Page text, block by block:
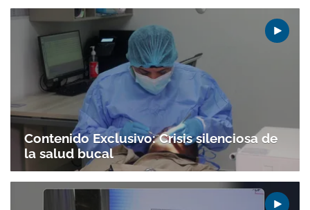
Contenido Exclusivo: Crisis silenciosa de
la salud bucal